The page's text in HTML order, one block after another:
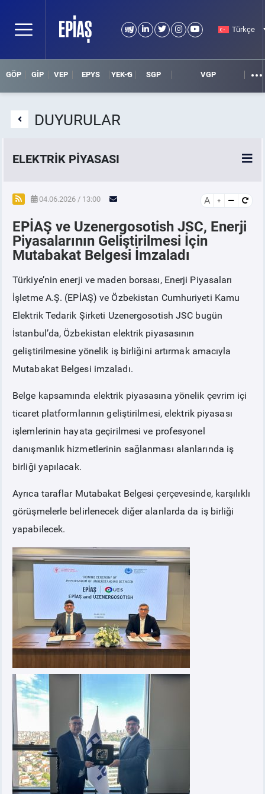
Türkçe
GÖP GİP VEP EPYS YEK-G SGP VGP
DUYURULAR
ELEKTRİK PİYASASI
SPOT ELEKTRİK PİYASALARI
ÖRNEK FİNANS BELGELERİ
VADELİ ELEKTRİK PİYASASI
PİYASAKAYITSÜRECİ
SERBEST TÜKETİCİ
MALİ UZLAŞTIRMA
TEMİNAT
BÜLTENLER
DUYURULAR
04.06.2026 / 13:00 A
EPİAŞ ve Uzenergosotish JSC, Enerji
Piyasalarının Geliştirilmesi İçin
Mutabakat Belgesi İmzaladı
Türkiye’nin enerji ve maden borsası, Enerji Piyasaları
İşletme A.Ş. (EPİAŞ) ve Özbekistan Cumhuriyeti Kamu
Elektrik Tedarik Şirketi Uzenergosotish JSC bugün
İstanbul’da, Özbekistan elektrik piyasasının
geliştirilmesine yönelik iş birliğini artırmak amacıyla
Mutabakat Belgesi imzaladı.
Belge kapsamında elektrik piyasasına yönelik çevrim içi
ticaret platformlarının geliştirilmesi, elektrik piyasası
işlemlerinin hayata geçirilmesi ve profesyonel
danışmanlık hizmetlerinin sağlanması alanlarında iş
birliği yapılacak.
Ayrıca taraflar Mutabakat Belgesi çerçevesinde, karşılıklı
görüşmelerle belirlenecek diğer alanlarda da iş birliği
yapabilecek.